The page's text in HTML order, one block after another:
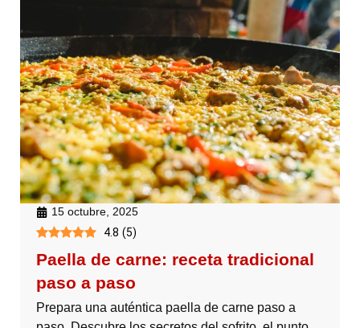
15 octubre, 2025
4.8 (5)
Paella de carne: receta tradicional
paso a paso
Prepara una auténtica paella de carne paso a